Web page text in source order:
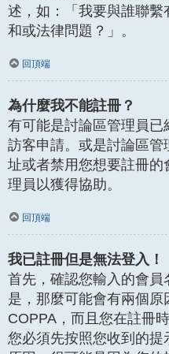
述，如：「我要與誰聯繫
和或法律問題？」。
回頂端
為什麼我不能註冊？
有可能是討論區管理員
訪客申請。或是討論區
址或者禁用您想要註冊
理員以獲得協助。
回頂端
我已註冊但是無法登入！
首先，確認您輸入的會
是，那麼可能會有兩個
COPPA，而且您在註冊
您必須先按照您收到的